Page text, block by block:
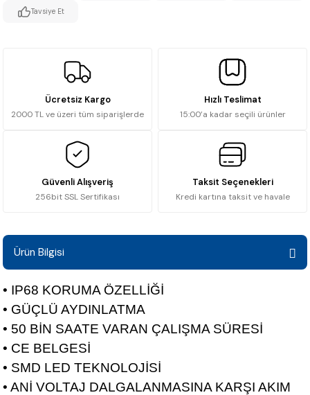
Tavsiye Et
Ücretsiz Kargo
2000 TL ve üzeri tüm siparişlerde
Hızlı Teslimat
15:00’a kadar seçili ürünler
Güvenli Alışveriş
256bit SSL Sertifikası
Taksit Seçenekleri
Kredi kartına taksit ve havale
Ürün Bilgisi
• IP68 KORUMA ÖZELLİĞİ
• GÜÇLÜ AYDINLATMA
• 50 BİN SAATE VARAN ÇALIŞMA SÜRESİ
• CE BELGESİ
• SMD LED TEKNOLOJİSİ
• ANİ VOLTAJ DALGALANMASINA KARŞI AKIM